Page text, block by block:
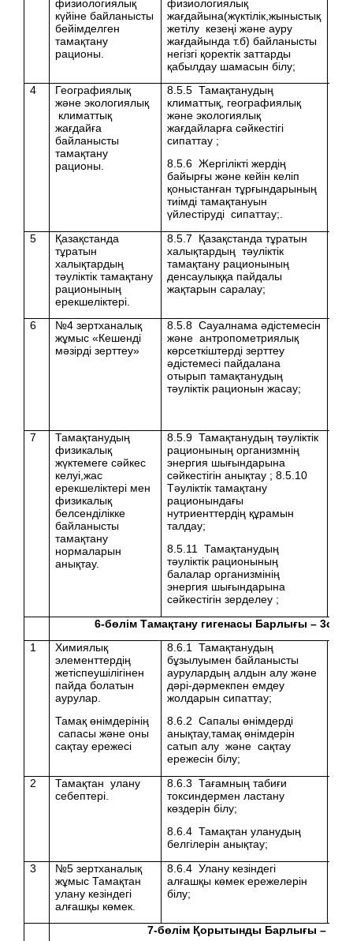
физиологиялық
күйіне байланысты
бейімделген
тамақтану
рационы.
физиологиялық
жағдайына(жүктілік,жыныстық
жетілу кезеңі және ауру
жағдайында т.б) байланысты
негізгі қоректік заттарды
қабылдау шамасын білу;
4
Географиялық
және экологиялық
климаттық
жағдайға
байланысты
тамақтану
рационы.
8.5.5 Тамақтанудың
климаттық, географиялық
және экологиялық
жағдайларға сәйкестігі
сипаттау ;
8.5.6 Жергілікті жердің
байырғы және кейін келіп
қоныстанған тұрғындарының
тиімді тамақтануын
үйлестіруді сипаттау;.
5
Қазақстанда
тұратын
халықтардың
тәуліктік тамақтану
рационының
ерекшеліктері.
8.5.7 Қазақстанда тұратын
халықтардың тәуліктік
тамақтану рационының
денсаулыққа пайдалы
жақтарын саралау;
6
№4 зертханалық
жұмыс «Кешенді
мәзірді зерттеу»
8.5.8 Сауалнама әдістемесін
және антропометриялық
көрсеткіштерді зерттеу
әдістемесі пайдалана
отырып тамақтанудың
тәуліктік рационын жасау;
7
Тамақтанудың
физикалық
жүктемеге сәйкес
келуі,жас
ерекшеліктері мен
физикалық
белсенділікке
байланысты
тамақтану
нормаларын
анықтау.
8.5.9 Тамақтанудың тәуліктік
рационының организмнің
энергия шығындарына
сәйкестігін анықтау ; 8.5.10
Тәуліктік тамақтану
рационындағы
нутриенттердің құрамын
талдау;
8.5.11 Тамақтанудың
тәуліктік рационының
балалар организмінің
энергия шығындарына
сәйкестігін зерделеу ;
6-бөлім Тамақтану гигенасы Барлығы – 3
1
Химиялық
элементтердің
жетіспеушілігінен
пайда болатын
аурулар.
Тамақ өнімдерінің
сапасы және оны
сақтау ережесі
8.6.1 Тамақтанудың
бұзылуымен байланысты
аурулардың алдын алу және
дәрі-дәрмекпен емдеу
жолдарын сипаттау;
8.6.2 Сапалы өнімдерді
анықтау,тамақ өнімдерін
сатып алу және сақтау
ережесін білу;
2
Тамақтан улану
себептері.
8.6.3 Тағамның табиғи
токсиндермен ластану
көздерін білу;
8.6.4 Тамақтан уланудың
белгілерін анықтау;
3
№5 зертханалық
жұмыс Тамақтан
улану кезіндегі
алғашқы көмек.
8.6.4 Улану кезіндегі
алғашқы көмек ережелерін
білу;
7-бөлім Қорытынды Барлығы –